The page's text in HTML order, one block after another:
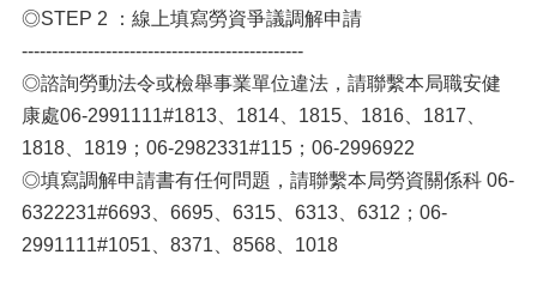
◎STEP 2 ：線上填寫勞資爭議調解申請
-----------------------------------------------
◎諮詢勞動法令或檢舉事業單位違法，請聯繫本局職安健
康處06-2991111#1813、1814、1815、1816、1817、
1818、1819；06-2982331#115；06-2996922
◎填寫調解申請書有任何問題，請聯繫本局勞資關係科 06-
6322231#6693、6695、6315、6313、6312；06-
2991111#1051、8371、8568、1018